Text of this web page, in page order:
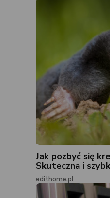
Jak pozbyć się
Skuteczna i
edithome.pl